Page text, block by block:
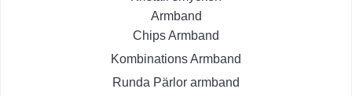
Armband
Chips Armband
Kombinations Armband
Runda Pärlor armband